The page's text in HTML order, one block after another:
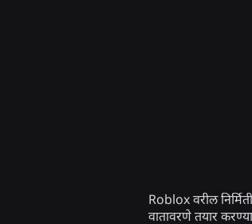
Roblox वरील
वातावरणे तयार